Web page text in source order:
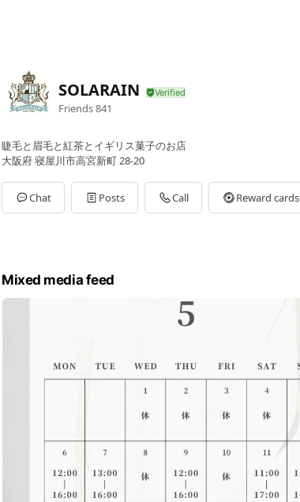
SOLARAIN
Friends841
睫毛と眉毛と紅茶とイギリス菓子のお店
大阪府 寝屋川市高宮新町 28-20
Chat Posts Call Reward cards
Mixed media feed